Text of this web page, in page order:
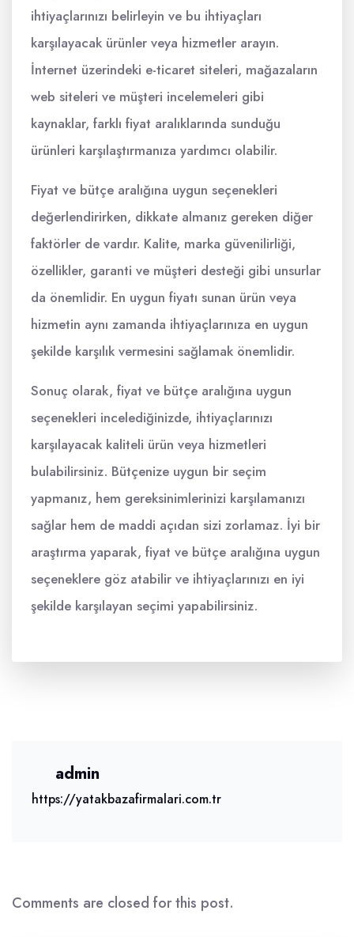
ihtiyaçlarınızı belirleyin ve bu ihtiyaçları
karşılayacak ürünler veya hizmetler arayın.
İnternet üzerindeki e-ticaret siteleri, mağazaların
web siteleri ve müşteri incelemeleri gibi
kaynaklar, farklı fiyat aralıklarında sunduğu
ürünleri karşılaştırmanıza yardımcı olabilir.
Fiyat ve bütçe aralığına uygun seçenekleri
değerlendirirken, dikkate almanız gereken diğer
faktörler de vardır. Kalite, marka güvenilirliği,
özellikler, garanti ve müşteri desteği gibi unsurlar
da önemlidir. En uygun fiyatı sunan ürün veya
hizmetin aynı zamanda ihtiyaçlarınıza en uygun
şekilde karşılık vermesini sağlamak önemlidir.
Sonuç olarak, fiyat ve bütçe aralığına uygun
seçenekleri incelediğinizde, ihtiyaçlarınızı
karşılayacak kaliteli ürün veya hizmetleri
bulabilirsiniz. Bütçenize uygun bir seçim
yapmanız, hem gereksinimlerinizi karşılamanızı
sağlar hem de maddi açıdan sizi zorlamaz. İyi bir
araştırma yaparak, fiyat ve bütçe aralığına uygun
seçeneklere göz atabilir ve ihtiyaçlarınızı en iyi
şekilde karşılayan seçimi yapabilirsiniz.
admin
https://yatakbazafirmalari.com.tr
Comments are closed for this post.